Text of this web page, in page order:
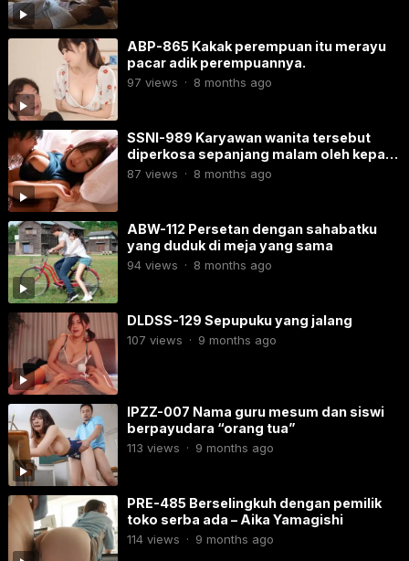
ABP-865​​ Kakak perempuan itu merayu
pacar adik perempuannya.
97 views · 8 months ago
SSNI-989 Karyawan wanita tersebut
diperkosa sepanjang malam oleh kepala
departemen di hotel.
87 views · 8 months ago
ABW-112​ Persetan dengan sahabatku
yang duduk di meja yang sama
94views · 8 months ago
DLDSS-129 Sepupuku yang jalang
107 views · 9 months ago
IPZZ-007​​ Nama guru mesum dan siswi
berpayudara “orang tua”
113 views · 9 months ago
PRE-485 Berselingkuh dengan pemilik
toko serba ada – Aika Yamagishi
114views · 9 months ago